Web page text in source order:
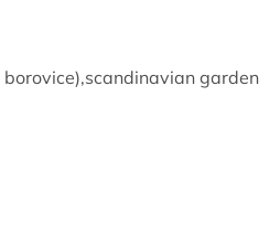
scandinavian garden